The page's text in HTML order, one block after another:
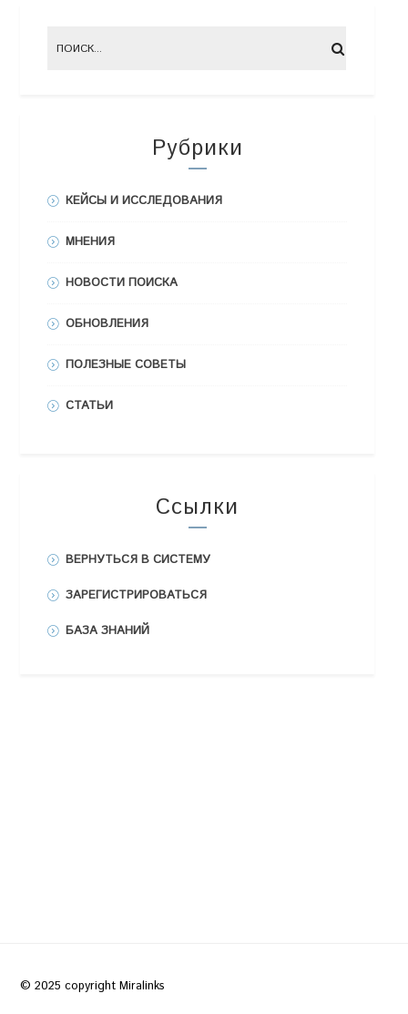
Рубрики
КЕЙСЫ И ИССЛЕДОВАНИЯ
МНЕНИЯ
НОВОСТИ ПОИСКА
ОБНОВЛЕНИЯ
ПОЛЕЗНЫЕ СОВЕТЫ
СТАТЬИ
Ссылки
ВЕРНУТЬСЯ В СИСТЕМУ
ЗАРЕГИСТРИРОВАТЬСЯ
БАЗА ЗНАНИЙ
© 2025 copyright Miralinks